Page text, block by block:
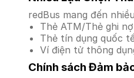
redBus mang đến
Thẻ ATM/Thẻ ghi
Thẻ tín dụng quốc
Ví điện tử thông
Chính sách Đảm